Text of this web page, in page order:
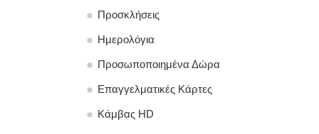
Προσκλήσεις
Ημερολόγια
Προσωποποιημένα Δώρα
Επαγγελματικές Κάρτες
Κάμβας HD